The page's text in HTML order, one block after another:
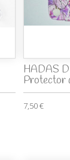
HADAS
Protector
7,50 €